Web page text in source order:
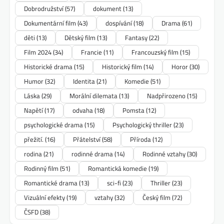
Dobrodružství(57) dokument(13)
Dokumentární film (43) dospívání(18) Drama(61)
děti (13) Dětský film (13) Fantasy(22)
Film 2024(34) Francie (11) Francouzský film (15)
Historické drama(15) Historický film (14) Horor(30)
Humor(32) Identita(21) Komedie (51)
Láska(29) Morální dilemata(13) Nadpřirozeno(15)
Napětí(17) odvaha(18) Pomsta(12)
psychologické drama(15) Psychologický thriller(23)
přežití. (16) Přátelství(58) Příroda(12)
rodina(21) rodinné drama(14) Rodinné vztahy(30)
Rodinný film (51) Romantická komedie (19)
Romantické drama(13) sci-fi (23) Thriller(23)
Vizuální efekty(19) vztahy(32) Český film (72)
ČSFD(38)